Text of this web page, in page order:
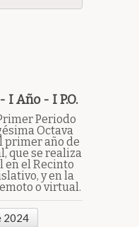
Año - I P.O.
Periodo
Octava
primer año de
que se realiza
en el Recinto
y en la
o virtual.
2024